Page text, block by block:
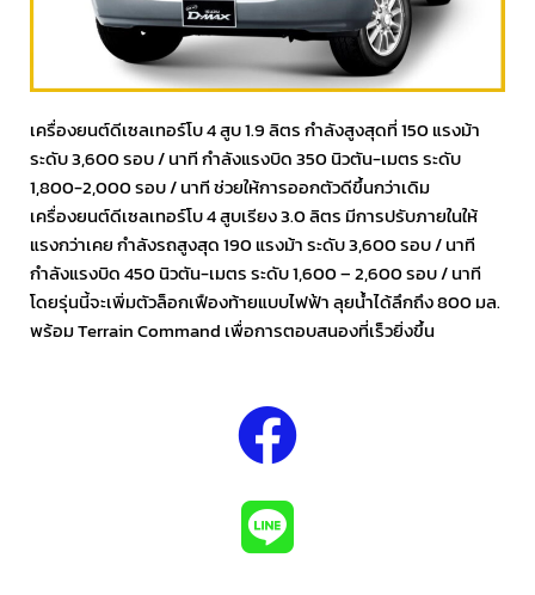
เครื่องยนต์ดีเซลเทอร์โบ 4 สูบ 1.9 ลิตร กำลังสูงสุดที่ 150 แรงม้า
ระดับ 3,600 รอบ / นาที กำลังแรงบิด 350 นิวตัน-เมตร ระดับ
1,800-2,000 รอบ / นาที ช่วยให้การออกตัวดีขึ้นกว่าเดิม
เครื่องยนต์ดีเซลเทอร์โบ 4 สูบเรียง 3.0 ลิตร มีการปรับภายในให้
แรงกว่าเคย กำลังรถสูงสุด 190 แรงม้า ระดับ 3,600 รอบ / นาที
กำลังแรงบิด 450 นิวตัน-เมตร ระดับ 1,600 – 2,600 รอบ / นาที
โดยรุ่นนี้จะเพิ่มตัวล็อกเฟืองท้ายแบบไฟฟ้า ลุยน้ำได้ลึกถึง 800 มล.
พร้อม Terrain Command เพื่อการตอบสนองที่เร็วยิ่งขึ้น